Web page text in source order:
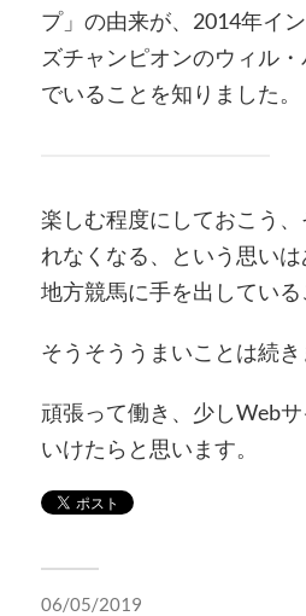
プ」の由来が、2014年イ
ズチャンピオンのウィル
でいることを知りました。
楽しむ程度にしておこう
れなくなる、という思い
地方競馬に手を出している
そうそううまいことは続き
頑張って働き、少しWeb
いけたらと思います。
06/05/2019